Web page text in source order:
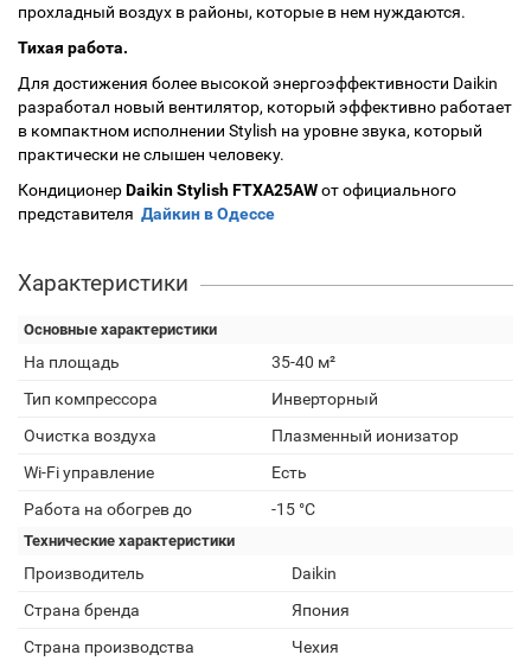
прохладный воздух в районы, которые в нем нуждаются.
Тихая работа.
Для достижения более высокой энергоэффективности Daikin
разработал новый вентилятор, который эффективно работает
в компактном исполнении Stylish на уровне звука, который
практически не слышен человеку.
КондиционерDaikin Stylish FTXA25AWот официального
представителя Дайкин в Одессе
Характеристики
Основные характеристики
На площадь
35-40 м²
Тип компрессора
Инверторный
Очистка воздуха
Плазменный ионизатор
Wi-Fi управление
Есть
Работа на обогрев до
-15 °C
Технические характеристики
Производитель
Daikin
Страна бренда
Япония
Страна производства
Чехия